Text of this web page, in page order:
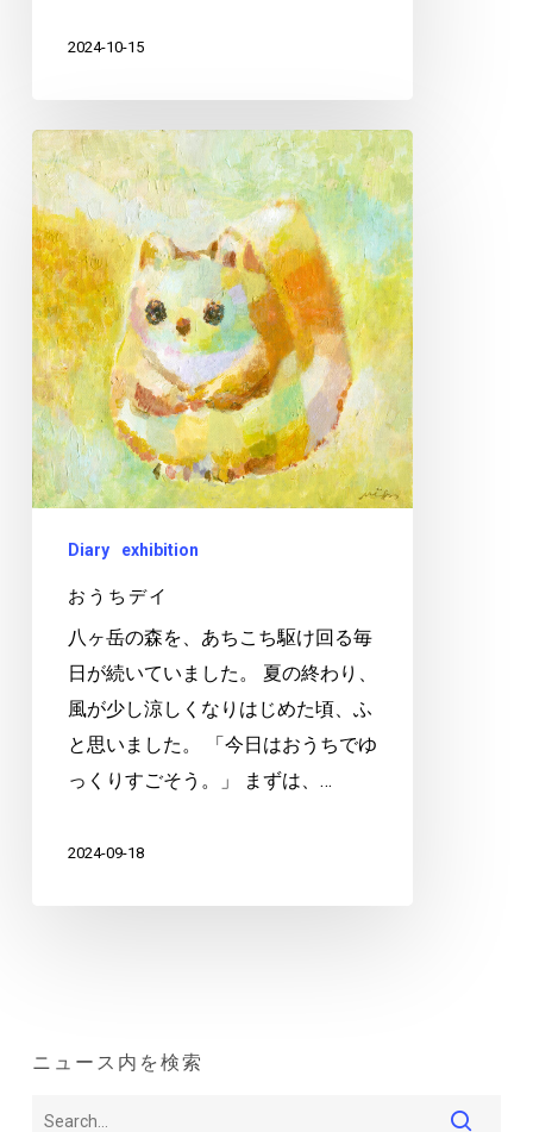
2024-10-15
お
う
ち
デ
イ
Diary exhibition
おうちデイ
八ヶ岳の森を、あちこち駆け回る毎
日が続いていました。 夏の終わり、
風が少し涼しくなりはじめた頃、ふ
と思いました。 「今日はおうちでゆ
っくりすごそう。」 まずは、…
2024-09-18
ニュース内を検索